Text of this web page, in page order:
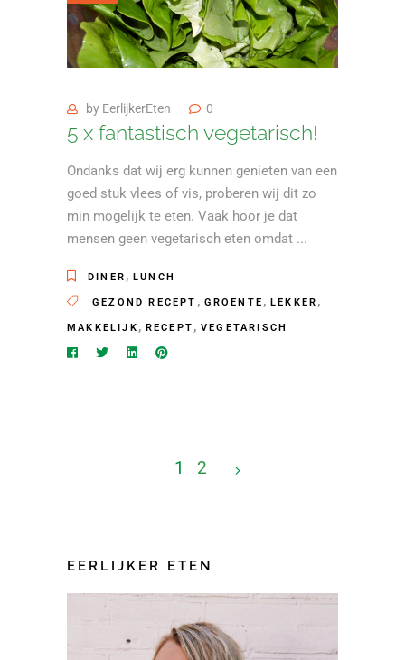
by EerlijkerEten 0
5 x fantastisch vegetarisch!
Ondanks dat wij erg kunnen genieten van een
goed stuk vlees of vis, proberen wij dit zo
min mogelijk te eten. Vaak hoor je dat
mensen geen vegetarisch eten omdat
DINER , LUNCH
GEZOND RECEPT , GROENTE ,LEKKER ,
MAKKELIJK , RECEPT ,VEGETARISCH
1 2
EERLIJKER ETEN